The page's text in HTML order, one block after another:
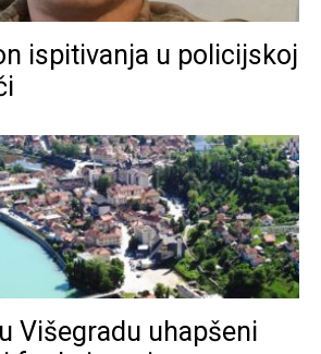
ispitivanja u policijskoj
Višegradu uhapšeni